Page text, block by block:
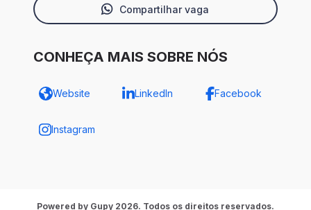
Compartilhar vaga
CONHEÇA MAIS SOBRE NÓS
Website LinkedIn Facebook
Instagram
Powered by Gupy 2026. Todos os direitos reservados.